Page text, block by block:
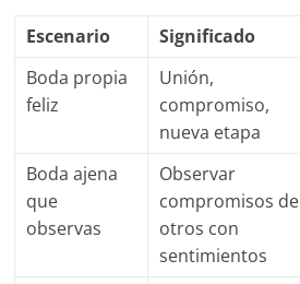
Escenario Significado
Boda propia
feliz
Unión,
compromiso,
nueva etapa
Boda ajena
que
observas
Observar
compromisos de
otros con
sentimientos